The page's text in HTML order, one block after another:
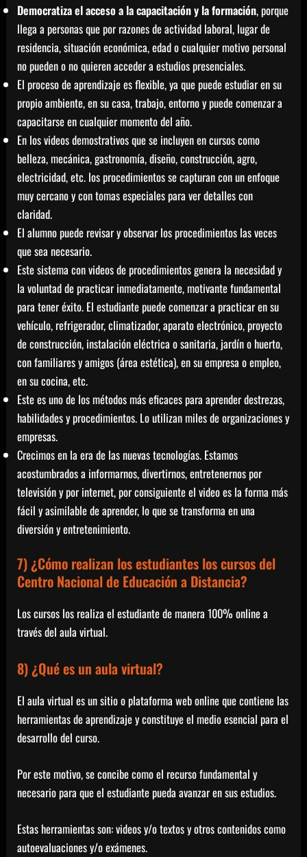
Democratiza el acceso a la capacitación y la formación, porque
llega a personas que por razones de actividad laboral, lugar de
residencia, situación económica, edad o cualquier motivo personal
no pueden o no quieren acceder a estudios presenciales.
El proceso de aprendizaje es flexible, ya que puede estudiar en su
propio ambiente, en su casa, trabajo, entorno y puede comenzar a
capacitarse en cualquier momento del año.
En los videos demostrativos que se incluyen en cursos como
belleza, mecánica, gastronomía, diseño, construcción, agro,
electricidad, etc. los procedimientos se capturan con un enfoque
muy cercano y con tomas especiales para ver detalles con
claridad.
El alumno puede revisar y observar los procedimientos las veces
que sea necesario.
Este sistema con videos de procedimientos genera la necesidad y
la voluntad de practicar inmediatamente, motivante fundamental
para tener éxito. El estudiante puede comenzar a practicar en su
vehículo, refrigerador, climatizador, aparato electrónico, proyecto
de construcción, instalación eléctrica o sanitaria, jardín o huerto,
con familiares y amigos (área estética), en su empresa o empleo,
en su cocina, etc.
Este es uno de los métodos más eficaces para aprender destrezas,
habilidades y procedimientos. Lo utilizan miles de organizaciones y
empresas.
Crecimos en la era de las nuevas tecnologías. Estamos
acostumbrados a informarnos, divertirnos, entretenernos por
televisión y por internet, por consiguiente el video es la forma más
fácil y asimilable de aprender, lo que se transforma en una
diversión y entretenimiento.
7) ¿Cómo realizan los estudiantes los cursos del
Centro Nacional de Educación a Distancia?
Los cursos los realiza el estudiante de manera 100% online a
través del aula virtual.
8) ¿Qué es un aula virtual?
El aula virtual es un sitio o plataforma web online que contiene las
herramientas de aprendizaje y constituye el medio esencial para el
desarrollo del curso.
Por este motivo, se concibe como el recurso fundamental y
necesario para que el estudiante pueda avanzar en sus estudios.
Estas herramientas son: videos y/o textos y otros contenidos como
autoevaluaciones y/o exámenes.